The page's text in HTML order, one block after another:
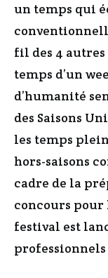
un temps qui
fil des 4
temps d’un
d’humanité
des Saisons
les temps
hors-saisons
cadre de la
concours pour
festival est